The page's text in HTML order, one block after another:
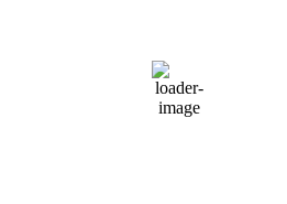
66 %
1004 мб
10 mph